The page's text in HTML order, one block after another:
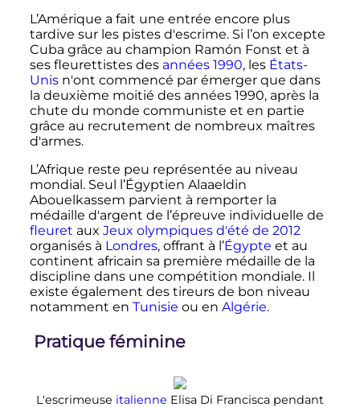
L’Amérique a fait une entrée encore plus
tardive sur les pistes d'escrime. Si l’on excepte
Cuba grâce au champion Ramón Fonst et à
ses fleurettistes des années 1990, les États-
Unisn'ont commencé par émerger que dans
la deuxième moitié des années 1990, après la
chute du monde communiste et en partie
grâce au recrutement de nombreux maîtres
d'armes.
L’Afrique reste peu représentée au niveau
mondial. Seul l’Égyptien Alaaeldin
Abouelkassem parvient à remporter la
médaille d'argent de l’épreuve individuelle de
fleuret aux Jeux olympiques d'été de 2012
organisés à Londres, offrant à l’Égypte et au
continent africain sa première médaille de la
discipline dans une compétition mondiale. Il
existe également des tireurs de bon niveau
notamment en Tunisie ou en Algérie.
Pratique féminine
L'escrimeuse italienne Elisa Di Francisca pendant